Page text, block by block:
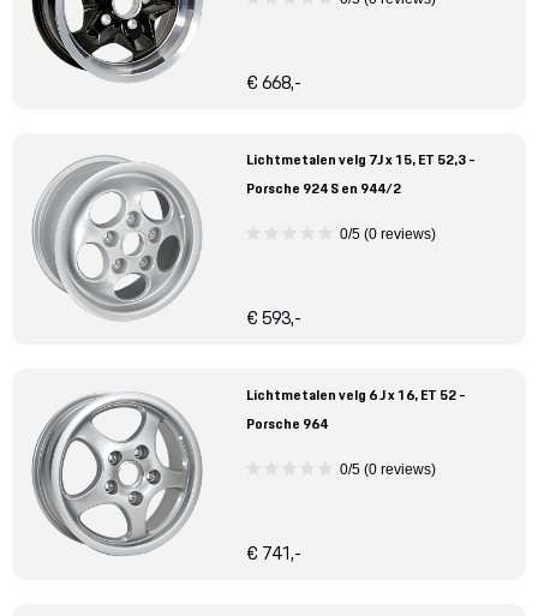
€ 668,-
Lichtmetalen velg 7J x 15, ET 52,3 -
Porsche 924 S en 944/2
0/5 (0 reviews)
€ 593,-
Lichtmetalen velg 6 J x 16, ET 52 -
Porsche 964
0/5 (0 reviews)
€ 741,-